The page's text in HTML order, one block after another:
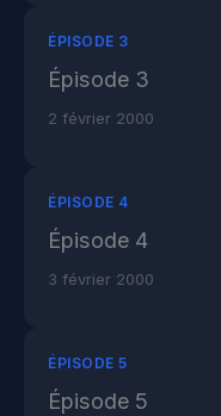
ÉPISODE 3
Épisode 3
2 février 2000
ÉPISODE 4
Épisode 4
3 février 2000
ÉPISODE 5
Épisode 5